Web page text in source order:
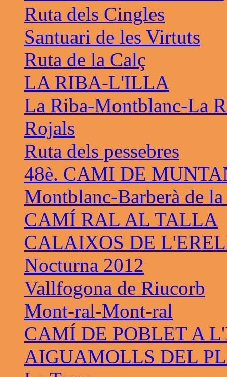
Ruta dels Cingles
Santuari de les Virtuts
Ruta de la Calç
LA RIBA-L'ILLA
La Riba-Montblanc-La
Rojals
Ruta dels pessebres
48è. CAMI DE
Montblanc-Barberà de la
CAMÍ RAL AL TALLA
CALAIXOS DE
Nocturna 2012
Vallfogona de Riucorb
Mont-ral-Mont-ral
CAMÍ DE POBLET A
AIGUAMOLLS DEL